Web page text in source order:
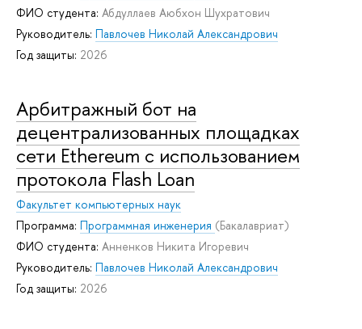
ФИО студента: Абдуллаев Аюбхон Шухратович
Руководитель: Павлочев Николай Александрович
Год защиты: 2026
Арбитражный бот на
децентрализованных площадках
сети Ethereum с использованием
протокола Flash Loan
Факультет компьютерных наук
Программа: Программная инженерия (Бакалавриат)
ФИО студента: Анненков Никита Игоревич
Руководитель: Павлочев Николай Александрович
Год защиты: 2026